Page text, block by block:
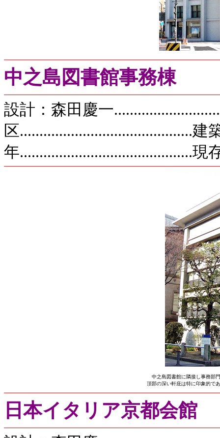
中之島図書館事務棟
設計：森田慶一
区............................................
年............................................現
中之島図書館に隣接し事務部
日本イタリア京都会館